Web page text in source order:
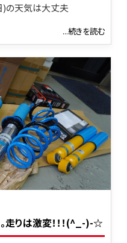
)の天気は大丈夫
...続きを読む
。走りは激変！！！(^_-)-☆